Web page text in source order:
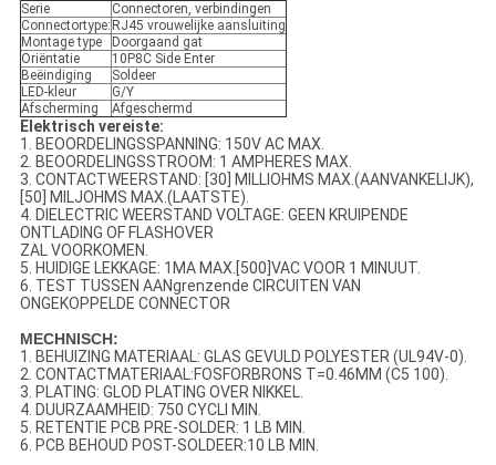
Serie
Connectoren, verbindingen
Connectortype: RJ45 vrouwelijke aansluiting
Montage type
Doorgaand gat
Oriëntatie
10P8C Side Enter
Beëindiging
Soldeer
LED-kleur
G/Y
Afscherming
Afgeschermd
Elektrisch vereiste:
1. BEOORDELINGSSPANNING: 150V AC MAX.
2. BEOORDELINGSSTROOM: 1 AMPHERES MAX.
3. CONTACTWEERSTAND: [30] MILLIOHMS MAX.(AANVANKELIJK),
[50] MILJOHMS MAX.(LAATSTE).
4. DIELECTRIC WEERSTAND VOLTAGE: GEEN KRUIPENDE
ONTLADING OF FLASHOVER
ZAL VOORKOMEN.
5. HUIDIGE LEKKAGE: 1MA MAX.[500]VAC VOOR 1 MINUUT.
6. TEST TUSSEN AANgrenzende CIRCUITEN VAN
ONGEKOPPELDE CONNECTOR
MECHNISCH:
1. BEHUIZING MATERIAAL: GLAS GEVULD POLYESTER (UL94V-0).
2. CONTACTMATERIAAL:FOSFORBRONS T=0.46MM (C5 100).
3. PLATING: GLOD PLATING OVER NIKKEL.
4. DUURZAAMHEID: 750 CYCLI MIN.
5. RETENTIE PCB PRE-SOLDER: 1 LB MIN.
6. PCB BEHOUD POST-SOLDEER:10 LB MIN.